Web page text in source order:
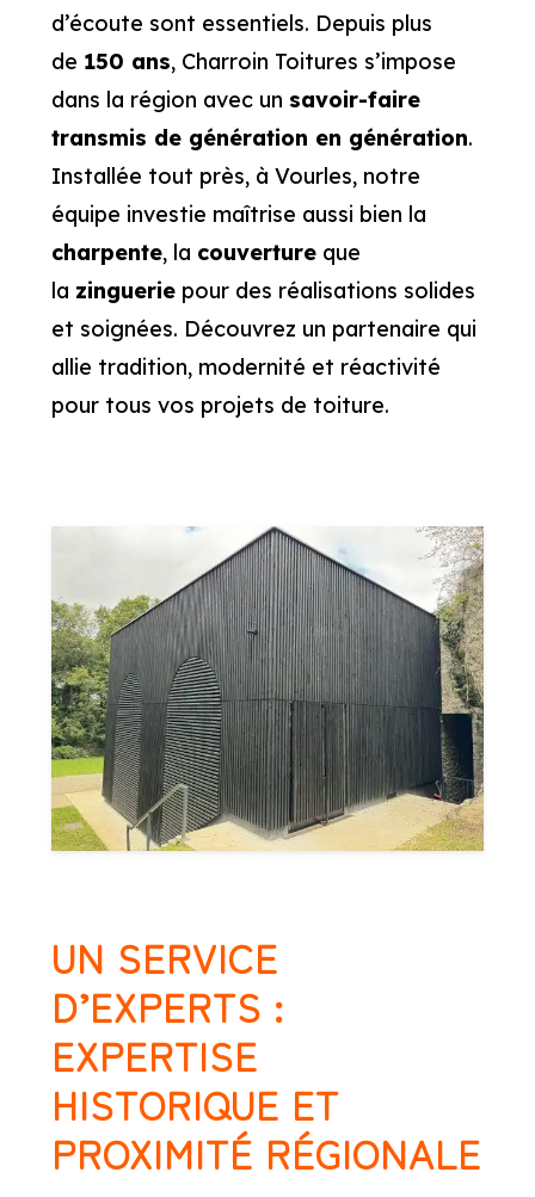
d’écoute sont essentiels. Depuis plus
de 150 ans, Charroin Toitures s’impose
dans la région avec un savoir-faire
transmis de génération en génération.
Installée tout près, à Vourles, notre
équipe investie maîtrise aussi bien la
charpente, la couvertureque
la zingueriepour des réalisations solides
et soignées. Découvrez un partenaire qui
allie tradition, modernité et réactivité
pour tous vos projets de toiture.
UN SERVICE
D’EXPERTS :
EXPERTISE
HISTORIQUE ET
PROXIMITÉ RÉGIONALE